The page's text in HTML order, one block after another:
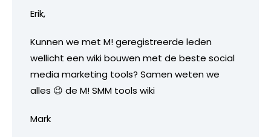
Erik,
Kunnen we met M! geregistreerde leden
wellicht een wiki bouwen met de beste social
media marketing tools? Samen weten we
alles 😉 de M! SMM tools wiki
Mark